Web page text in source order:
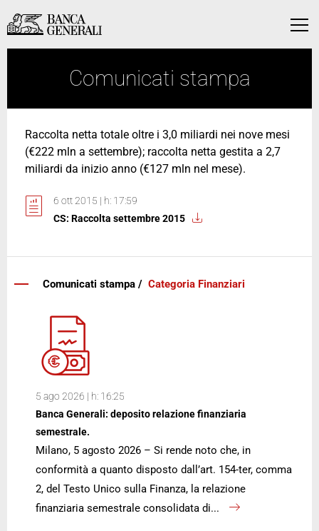
Vai al contenuto principale
Menu
Vai al contenuto principale
Comunicati stampa
Raccolta netta totale oltre i 3,0 miliardi nei nove mesi
(€222 mln a settembre); raccolta netta gestita a 2,7
miliardi da inizio anno (€127 mln nel mese).
6 ott 2015 | h: 17:59
CS: Raccolta settembre 2015
Comunicati stampa / Categoria Finanziari
5 ago 2026 | h: 16:25
Banca Generali: deposito relazione finanziaria
semestrale.
Milano, 5 agosto 2026 – Si rende noto che, in
conformità a quanto disposto dall’art. 154-ter, comma
2, del Testo Unico sulla Finanza, la relazione
finanziaria semestrale consolidata di...